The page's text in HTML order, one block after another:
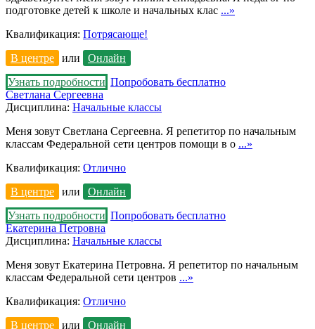
подготовке детей к школе и начальных клас ...»
Квалификация: Потрясающе!
В центре
или
Онлайн
Узнать подробности Попробовать бесплатно
Светлана Сергеевна
Дисциплина: Начальные классы
Меня зовут Светлана Сергеевна. Я репетитор по начальным
классам Федеральной сети центров помощи в о ...»
Квалификация: Отлично
В центре
или
Онлайн
Узнать подробности Попробовать бесплатно
Екатерина Петровна
Дисциплина: Начальные классы
Меня зовут Екатерина Петровна. Я репетитор по начальным
классам Федеральной сети центров ...»
Квалификация: Отлично
В центре
или
Онлайн